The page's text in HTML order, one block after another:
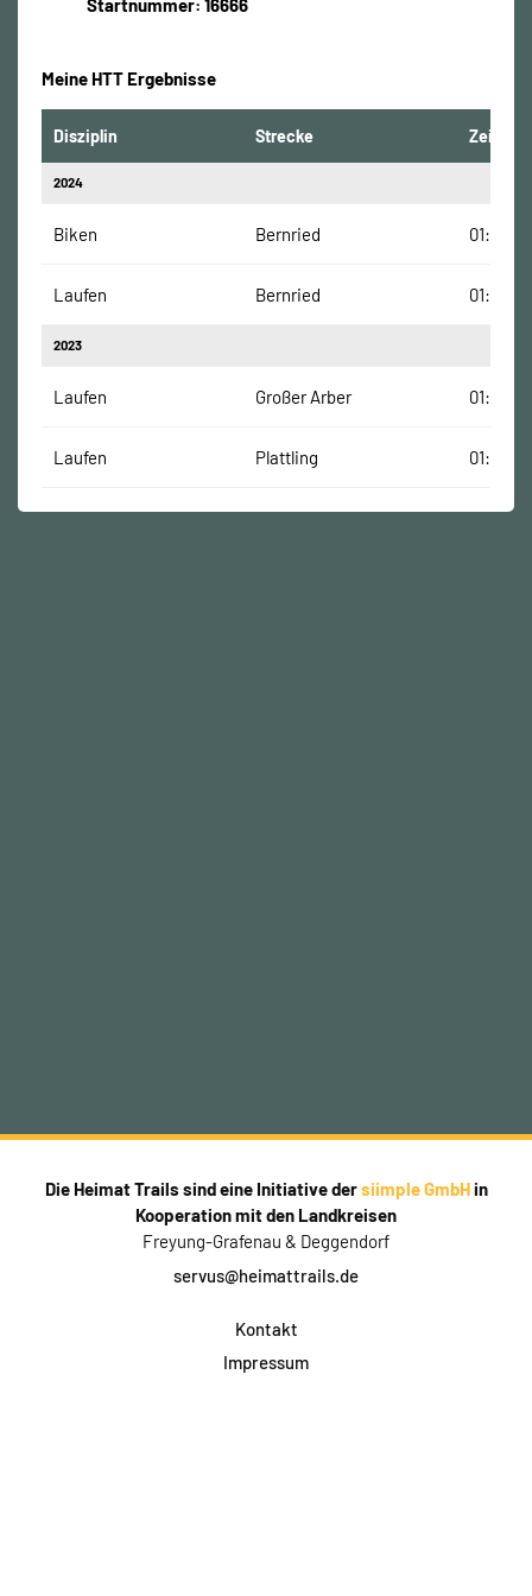
Startnummer: 16666
Meine HTT Ergebnisse
Disziplin Strecke Zeit
2024
Biken Bernried
Laufen Bernried
2023
Laufen Großer Arber
Laufen Plattling
Die Heimat Trails sind eine Initiative dersiimple GmbHin
Kooperation mit den Landkreisen
Freyung-Grafenau & Deggendorf
servus@heimattrails.de
Kontakt
Impressum